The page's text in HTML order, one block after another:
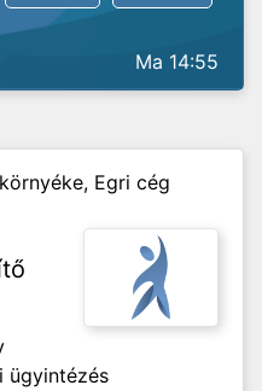
Ma 14:55
Egri cég
ügyintézés